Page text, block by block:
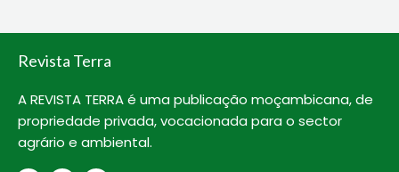
Revista Terra
A REVISTA TERRA é uma publicação moçambicana, de
propriedade privada, vocacionada para o sector
agrário e ambiental.